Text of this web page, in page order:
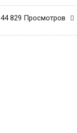
44 829 Просмотров